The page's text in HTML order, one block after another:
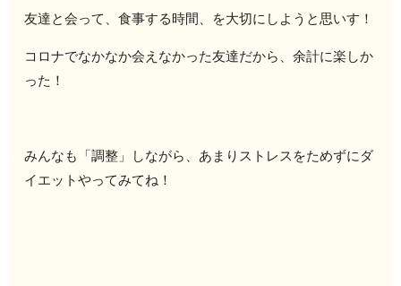
友達と会って、食事する時間、を大切にしようと思いす！
コロナでなかなか会えなかった友達だから、余計に楽しか
った！
みんなも「調整」しながら、あまりストレスをためずにダ
イエットやってみてね！